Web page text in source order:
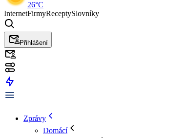
26°C
InternetFirmyReceptySlovníky
Přihlášení
Zprávy
Domácí